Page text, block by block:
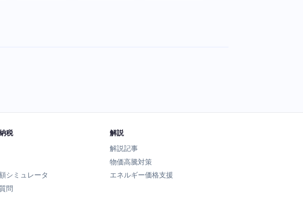
税
シミュレータ
問
解説
解説記事
物価高騰対策
エネルギー価格支援